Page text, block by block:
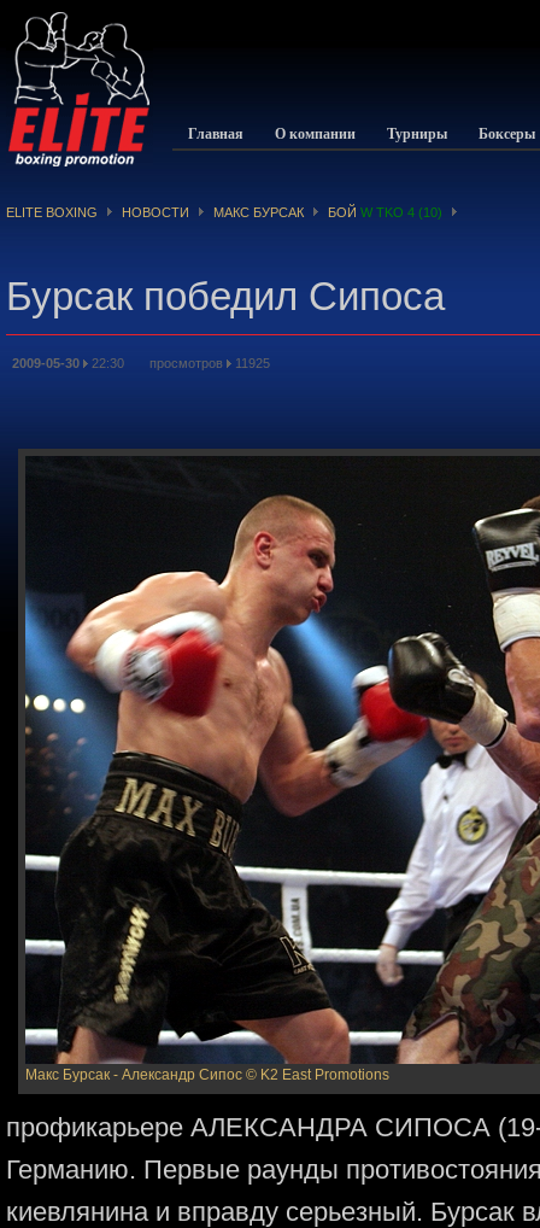
Главная О компании Турниры Боксеры
ELITE BOXING НОВОСТИ МАКС БУРСАК БОЙ W TKO 4 (10)
Бурсак победил Сипоса
2009-05-30 22:30 просмотров 11925
Макс Бурсак - Александр Сипос © K2 East Promotions
профикарьере АЛЕКСАНДРА СИПОСА (19-
Германию. Первые раунды
киевлянина и вправду серьезный. Бурсак